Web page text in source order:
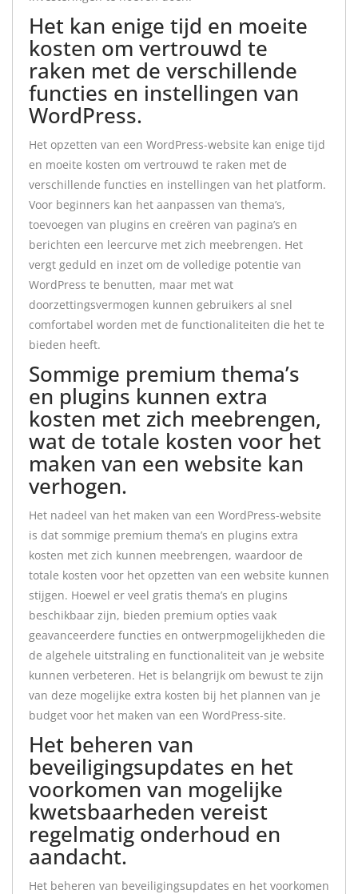
Het kan enige tijd en moeite
kosten om vertrouwd te
raken met de verschillende
functies en instellingen van
WordPress.
Het opzetten van een WordPress-website kan enige tijd
en moeite kosten om vertrouwd te raken met de
verschillende functies en instellingen van het platform.
Voor beginners kan het aanpassen van thema’s,
toevoegen van plugins en creëren van pagina’s en
berichten een leercurve met zich meebrengen. Het
vergt geduld en inzet om de volledige potentie van
WordPress te benutten, maar met wat
doorzettingsvermogen kunnen gebruikers al snel
comfortabel worden met de functionaliteiten die het te
bieden heeft.
Sommige premium thema’s
en plugins kunnen extra
kosten met zich meebrengen,
wat de totale kosten voor het
maken van een website kan
verhogen.
Het nadeel van het maken van een WordPress-website
is dat sommige premium thema’s en plugins extra
kosten met zich kunnen meebrengen, waardoor de
totale kosten voor het opzetten van een website kunnen
stijgen. Hoewel er veel gratis thema’s en plugins
beschikbaar zijn, bieden premium opties vaak
geavanceerdere functies en ontwerpmogelijkheden die
de algehele uitstraling en functionaliteit van je website
kunnen verbeteren. Het is belangrijk om bewust te zijn
van deze mogelijke extra kosten bij het plannen van je
budget voor het maken van een WordPress-site.
Het beheren van
beveiligingsupdates en het
voorkomen van mogelijke
kwetsbaarheden vereist
regelmatig onderhoud en
aandacht.
Het beheren van beveiligingsupdates en het voorkomen